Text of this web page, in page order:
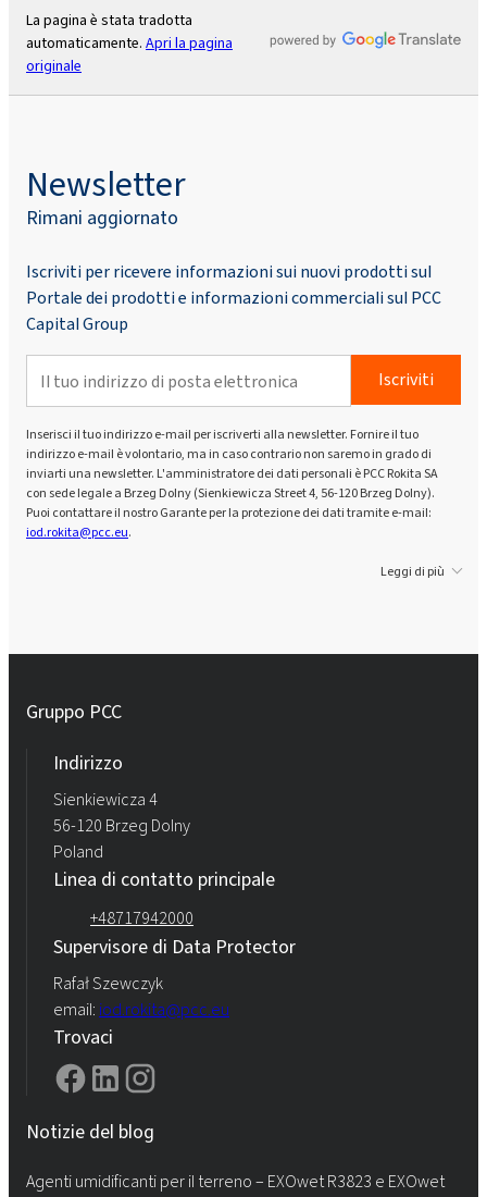
La pagina è stata tradotta
automaticamente. Apri la pagina
originale
Newsletter
Rimani aggiornato
Iscriviti per ricevere informazioni sui nuovi prodotti sul
Portale dei prodotti e informazioni commerciali sul PCC
Capital Group
Iscriviti
Inserisci il tuo indirizzo e-mail per iscriverti alla newsletter. Fornire il tuo
indirizzo e-mail è volontario, ma in caso contrario non saremo in grado di
inviarti una newsletter. L'amministratore dei dati personali è PCC Rokita SA
con sede legale a Brzeg Dolny (Sienkiewicza Street 4, 56-120 Brzeg Dolny).
Puoi contattare il nostro Garante per la protezione dei dati tramite e-mail:
iod.rokita@pcc.eu.
Leggi di più
Gruppo PCC
Indirizzo
Sienkiewicza 4
56-120 Brzeg Dolny
Poland
Linea di contatto principale
+48717942000
Supervisore di Data Protector
Rafał Szewczyk
email: iod.rokita@pcc.eu
Trovaci
Notizie del blog
Agenti umidificanti per il terreno – EXOwet R3823 e EXOwet